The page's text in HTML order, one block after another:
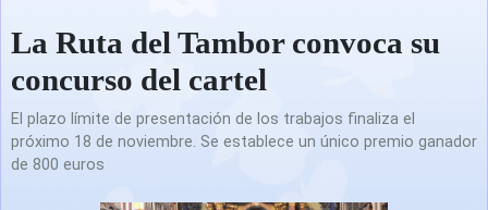
La Ruta del Tambor convoca su
concurso del cartel
El plazo límite de presentación de los trabajos finaliza el
próximo 18 de noviembre. Se establece un único premio ganador
de 800 euros